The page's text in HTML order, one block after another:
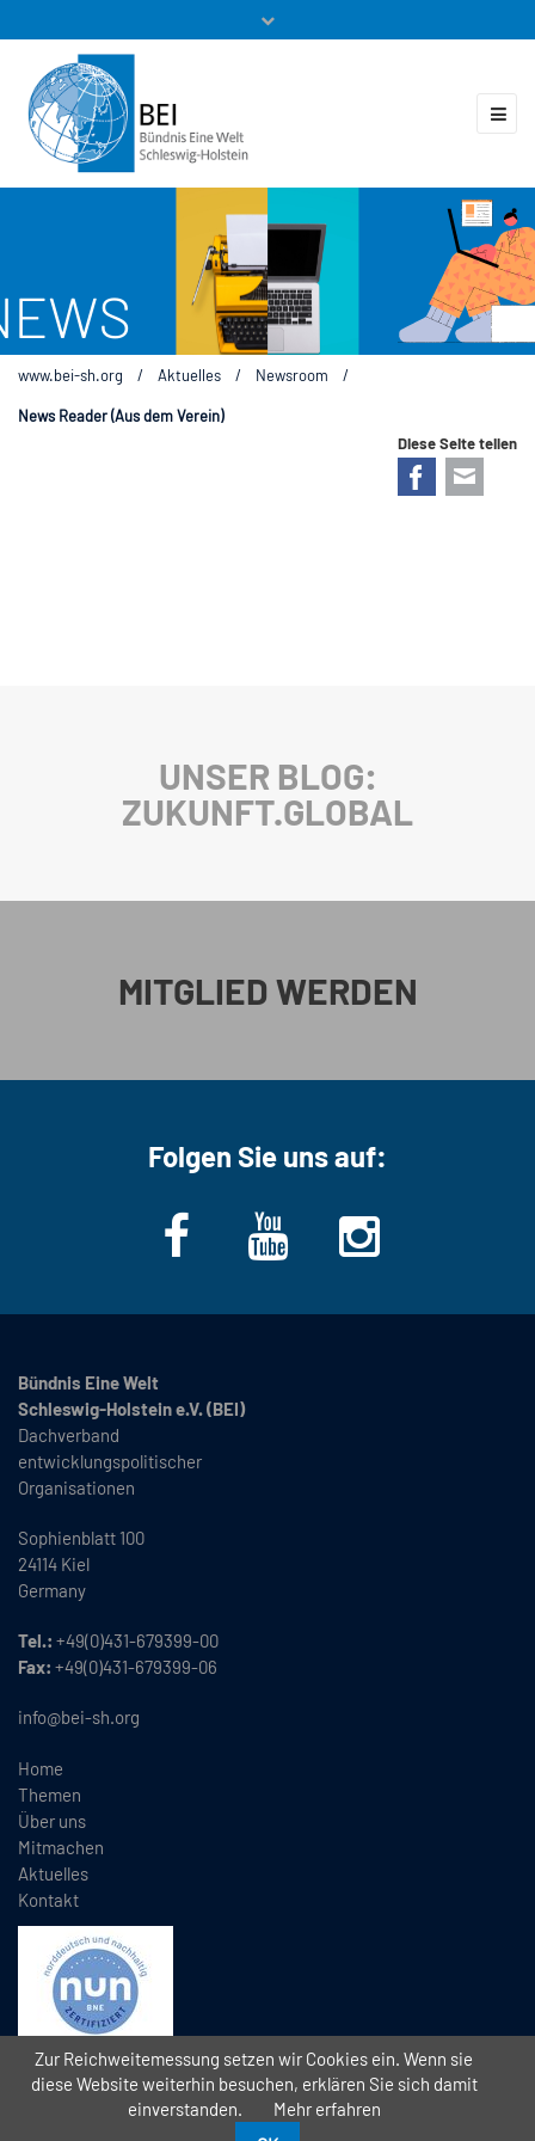
Mitglieder
www.bei-sh.org / Aktuelles / Newsroom /
News Reader (Aus dem Verein)
Diese Seite teilen
Facebook
UNSER BLOG:
ZUKUNFT.GLOBAL
MITGLIED WERDEN
Folgen Sie uns auf:
Bündnis Eine Welt
Schleswig-Holstein e.V. (BEI)
Dachverband
entwicklungspolitischer
Organisationen
Sophienblatt 100
24114 Kiel
Germany
Tel.: +49(0)431-679399-00
Fax: +49(0)431-679399-06
info@bei-sh.org
Home
Themen
Über uns
Mitmachen
Aktuelles
Kontakt
2026 // Bündnis Eine Welt Schleswig-Holstein e.V. (BEI)
Datenschutz
Zur Reichweitemessung setzen wir Cookies ein. Wenn sie
diese Website weiterhin besuchen, erklären Sie sich damit
einverstanden.
Mehr erfahren